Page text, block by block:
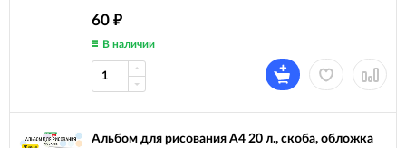
60 ₽
В наличии
Альбом для рисования А4 20 л., скоба, обложка